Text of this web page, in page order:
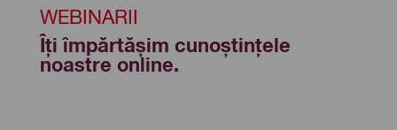
WEBINARII
Îți împărtășim cunoștințele
noastre online.